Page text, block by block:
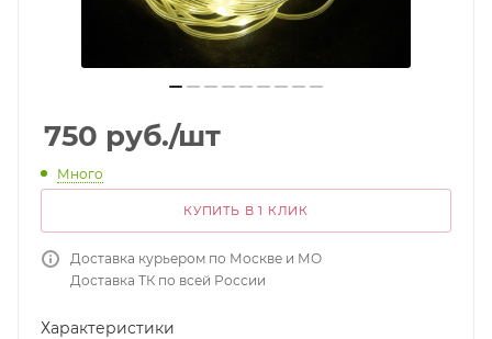
750 руб./шт
Много
КУПИТЬ В 1 КЛИК
Доставка курьером по Москве и МО
Доставка ТК по всей России
Характеристики